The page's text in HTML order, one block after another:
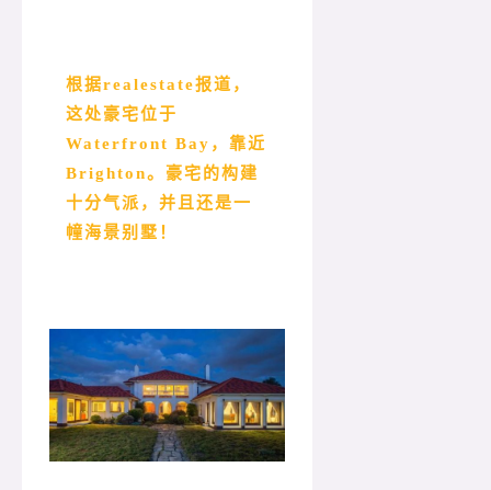
根据realestate报道，
这处豪宅位于
Waterfront Bay，靠近
Brighton。豪宅的构建
十分气派，并且还是一
幢海景别墅！